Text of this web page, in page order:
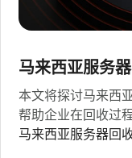
马来西亚服务
本文将探讨马来西
帮助企业在回收过
马来西亚服务器回